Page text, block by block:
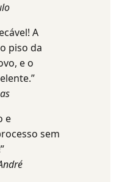
A
piso da
e o
e
sem